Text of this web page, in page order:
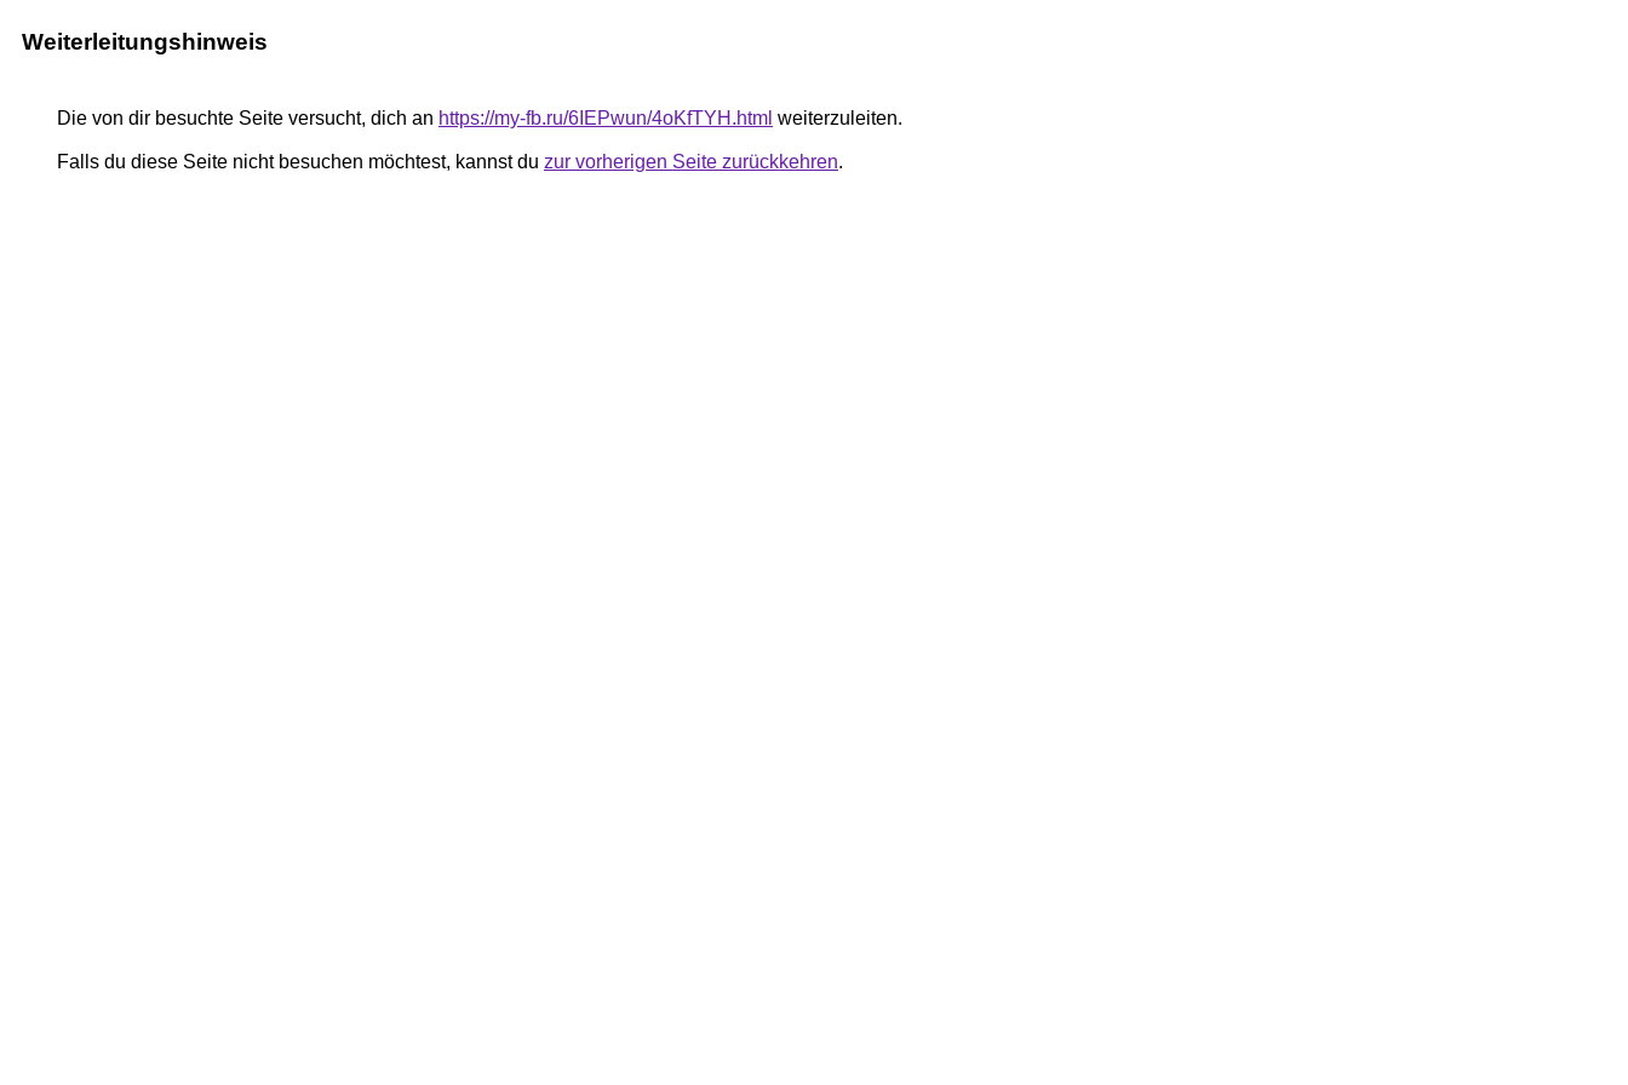
Weiterleitungshinweis
Die von dir besuchte Seite versucht, dich an https://my-fb.ru/6IEPwun/4oKfTYH.html weiterzuleiten.
Falls du diese Seite nicht besuchen möchtest, kannst du zur vorherigen Seite zurückkehren.